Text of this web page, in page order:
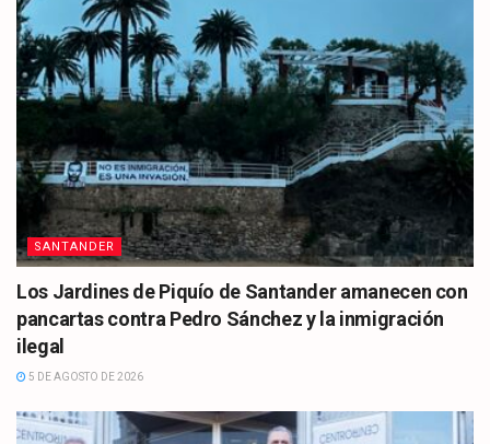
SANTANDER
Los Jardines de Piquío de Santander amanecen con
pancartas contra Pedro Sánchez y la inmigración
ilegal
5 DE AGOSTO DE 2026